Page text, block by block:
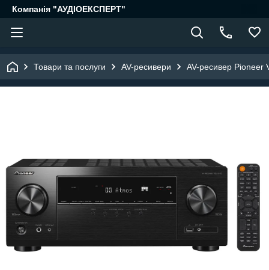
Компанія "АУДІОЕКСПЕРТ"
Товари та послуги AV-ресивери AV-ресивер Pioneer